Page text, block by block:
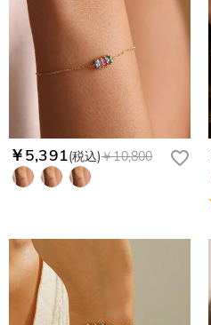
￥5,391(税込)￥10,800